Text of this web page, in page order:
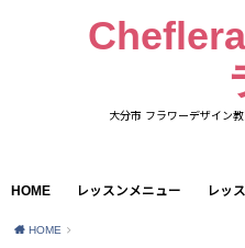
大分市 フラワーデザイン
HOME レッスンメニュー レッ
HOME